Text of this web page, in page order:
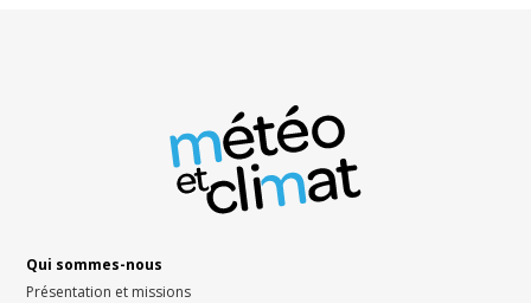
Qui sommes-nous
Présentation et missions